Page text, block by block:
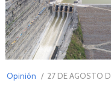
Opinión
POSTED
27 DE AGOSTO